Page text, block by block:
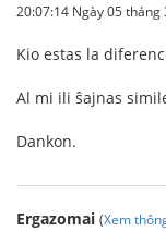
20:07:14 Ngày 05 tháng
Kio estas la
Al mi ili ŝajnas
Dankon.
Ergazomai (Xem